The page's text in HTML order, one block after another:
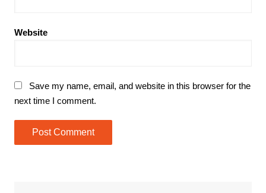
Website
Save my name, email, and website in this browser for the
next time I comment.